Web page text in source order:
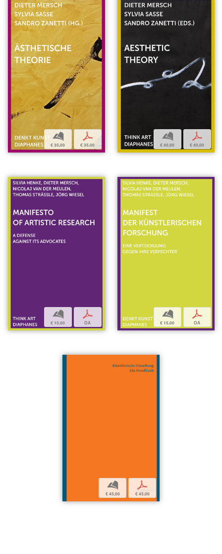
b
€ 35,00
p
€ 35,00
b
€ 40,00
p
€ 40,00
b
€ 15,00
p
OA
b
€ 15,00
p
OA
b
€ 45,00
p
€ 45,00